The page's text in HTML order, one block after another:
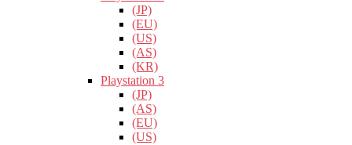
(JP)
(EU)
(US)
(AS)
(KR)
Playstation 3
(JP)
(AS)
(EU)
(US)